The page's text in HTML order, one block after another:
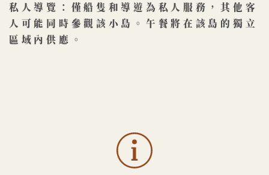
私人導覽：僅船隻和導遊為私人服務，其他客
人可能同時參觀該小島。午餐將​在該島的獨立
區域內供應。